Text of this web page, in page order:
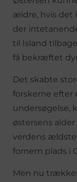
ældre, hvis det
der
til Island
få bekræftet
Det skabte
forskerne efter
undersøgelse,
østersens
verdens ældste
fornem plads i
Men nu